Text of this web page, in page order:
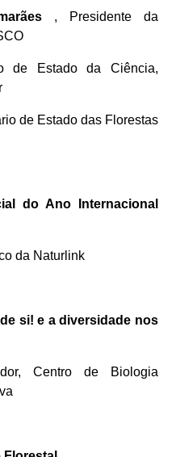
, Presidente da
de Estado da Ciência,
de Estado das Florestas
do Ano Internacional
da Naturlink
si! e a diversidade nos
Centro de Biologia